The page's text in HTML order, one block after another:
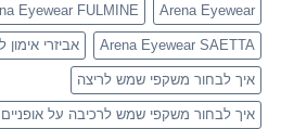
Arena Eyewear
Eyewear FULMINE
Arena Eyewear SAETTA אביזרי אימון
איך לבחור משקפי שמש לריצה
איך לבחור משקפי שמש לרכיבה על אופניים